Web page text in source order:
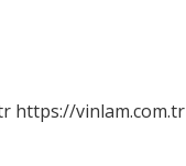
https://vinlam.com.tr